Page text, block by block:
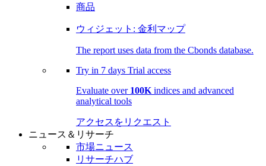
商品
ウィジェット: 金利マップ
The report uses data from the Cbonds database.
Try in 7 days Trial access
Evaluate over 100K indices and advanced
analytical tools
アクセスをリクエスト
ニュース＆リサーチ
市場ニュース
リサーチハブ